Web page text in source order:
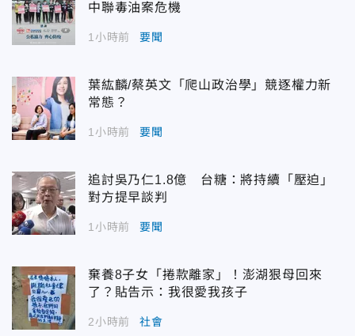
中聯毒油案危機
1小時前 要聞
葉紘麟/蔡英文「爬山政治學」競逐權力新
常態？
1小時前 要聞
追討吳乃仁1.8億 台糖：將持續「壓迫」
對方提早談判
1小時前 要聞
棄養8子女「捲款離家」！澎湖狠母回來
了？貼告示：我很愛我孩子
2小時前 社會